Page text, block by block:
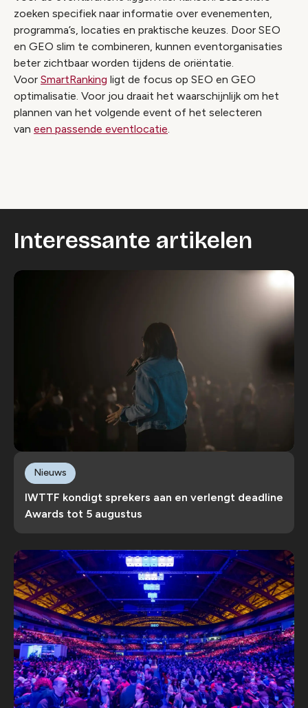
zoeken specifiek naar informatie over evenementen,
programma’s, locaties en praktische keuzes. Door SEO
en GEO slim te combineren, kunnen eventorganisaties
beter zichtbaar worden tijdens de oriëntatie.
Voor SmartRanking ligt de focus op SEO en GEO
optimalisatie. Voor jou draait het waarschijnlijk om het
plannen van het volgende event of het selecteren
van een passende eventlocatie
Interessante artikelen
IWTTF kondigt sprekers aan en verlengt deadline
Awards tot 5 augustus
Nieuws